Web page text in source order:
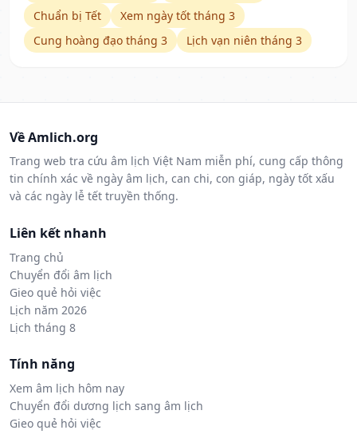
Chuẩn bị Tết
Xem ngày tốt tháng 3
Cung hoàng đạo tháng 3
Lịch vạn niên tháng 3
Về Amlich.org
Trang web tra cứu âm lịch Việt Nam miễn phí, cung cấp thông
tin chính xác về ngày âm lịch, can chi, con giáp, ngày tốt xấu
và các ngày lễ tết truyền thống.
Liên kết nhanh
Trang chủ
Chuyển đổi âm lịch
Gieo quẻ hỏi việc
Lịch năm 2026
Lịch tháng 8
Tính năng
Xem âm lịch hôm nay
Chuyển đổi dương lịch sang âm lịch
Gieo quẻ hỏi việc